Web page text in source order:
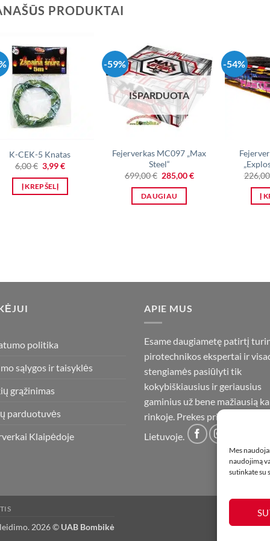
Mes
naudojimą
sutinkate su
PRODUKTAI
K-CEK-5 Knatas
6,00€ Original
price
was:
6,00 €.
3,99€Current
is:
Į KREPŠELĮ
-59%
IŠPARDUOTA
Fejerverkas MC097 „Max
Steel“
699,00€ Original
price
was:
699,00 €.
285,00€Current
DAUGIAU
-54%
Į
politika
sąlygos ir taisyklės
grąžinimas
parduotuvės
Klaipėdoje
APIE MUS
Esame daugiametę patirtį
pirotechnikos ekspertai ir
stengiamės pasiūlyti tik
kokybiškiausius ir geriausius
gaminius už bene mažiausią
rinkoje. Prekes pristatome
Lietuvoje.
2026 © UAB Bombikė